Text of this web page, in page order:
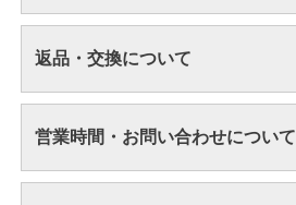
返品・交換について
営業時間・お問い合わせについて